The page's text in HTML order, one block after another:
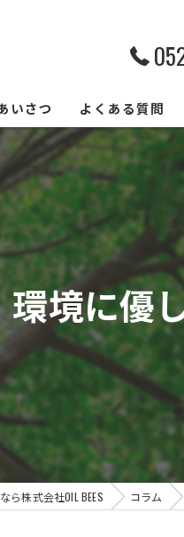
いさつ よくある質問
境に優
ら株式会社OIL BEES コラム